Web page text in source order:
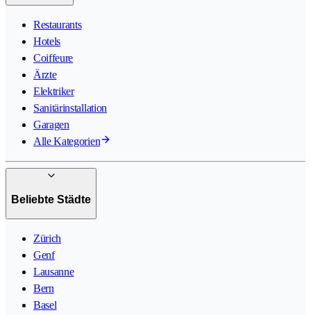
Restaurants
Hotels
Coiffeure
Ärzte
Elektriker
Sanitärinstallation
Garagen
Alle Kategorien
Beliebte Städte
Zürich
Genf
Lausanne
Bern
Basel